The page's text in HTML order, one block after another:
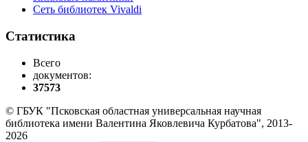
Сеть библиотек Vivaldi
Статистика
Всего
документов:
37573
© ГБУК "Псковская областная универсальная научная
библиотека имени Валентина Яковлевича Курбатова", 2013-
2026